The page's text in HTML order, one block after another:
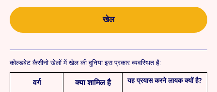
खेल
कोल्डबेट कैसीनो खेलों में खेल की दुनिया इस प्रकार व्यवस्थित है:
वर्ग क्या शामिल है यह प्रयास करने लायक क्यों है?